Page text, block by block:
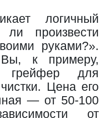
логичный
произвести
руками?».
к примеру,
грейфер для
Цена его
— от 50-100
от